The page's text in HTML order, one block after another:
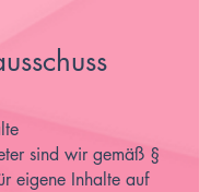
sind wir gemäß §
eigene Inhalte auf